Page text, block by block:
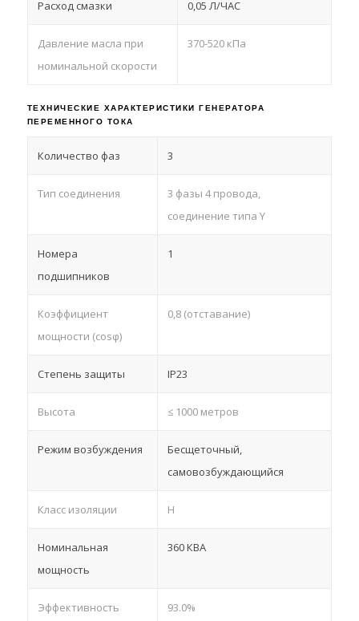
Расход смазки 0,05 Л/ЧАС
Давление масла при
номинальной скорости
370-520 кПа
ТЕХНИЧЕСКИЕ ХАРАКТЕРИСТИКИ ГЕНЕРАТОРА
ПЕРЕМЕННОГО ТОКА
Количество фаз 3
Тип соединения
3 фазы 4 провода,
соединение типа Y
Номера
подшипников
1
Коэффициент
мощности (cosφ)
0,8 (отставание)
Степень защиты IP23
Высота ≤ 1000 метров
Режим возбуждения
Бесщеточный,
самовозбуждающийся
Класс изоляции H
Номинальная
мощность
360 КВА
Эффективность
93.0%